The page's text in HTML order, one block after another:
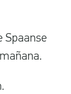
Spaanse